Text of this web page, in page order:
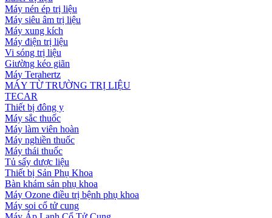
Máy nén ép trị liệu
Máy siêu âm trị liệu
Máy xung kích
Máy điện trị liệu
Vi sóng trị liệu
Giường kéo giãn
Máy Terahertz
MÁY TỪ TRƯỜNG TRỊ LIỆU
TECAR
Thiết bị đông y
Máy sắc thuốc
Máy làm viên hoàn
Máy nghiền thuốc
Máy thái thuốc
Tủ sấy dược liệu
Thiết bị Sản Phụ Khoa
Bàn khám sản phụ khoa
Máy Ozone điều trị bệnh phụ khoa
Máy soi cổ tử cung